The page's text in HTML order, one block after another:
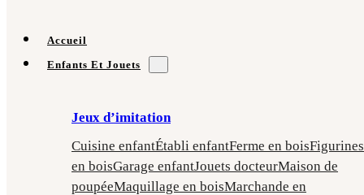
Accueil
Enfants Et Jouets
Jeux d’imitation
Cuisine enfantÉtabli enfantFerme en boisFigurines
en boisGarage enfantJouets docteurMaison de
poupéeMaquillage en boisMarchande en